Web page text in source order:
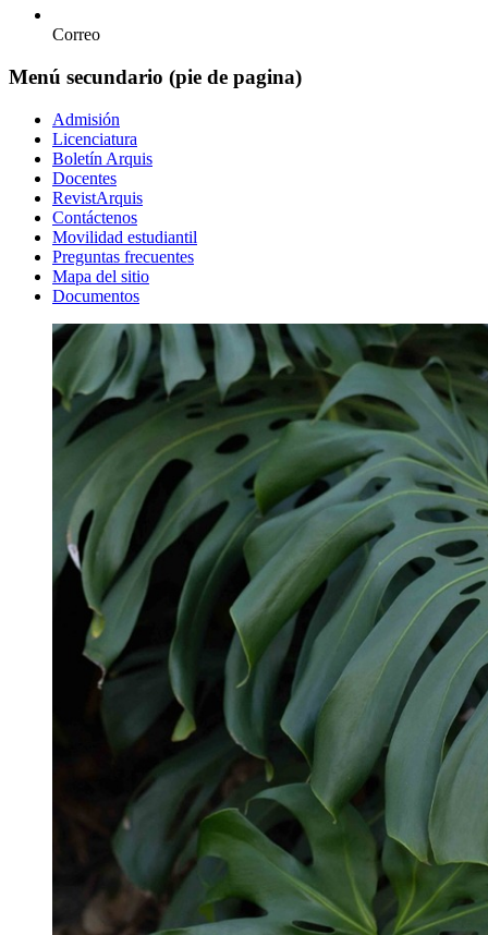
Correo
Menú secundario (pie de pagina)
Admisión
Licenciatura
Boletín Arquis
Docentes
RevistArquis
Contáctenos
Movilidad estudiantil
Preguntas frecuentes
Mapa del sitio
Documentos